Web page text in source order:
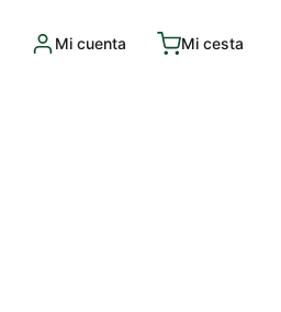
Mi cuenta Mi cesta